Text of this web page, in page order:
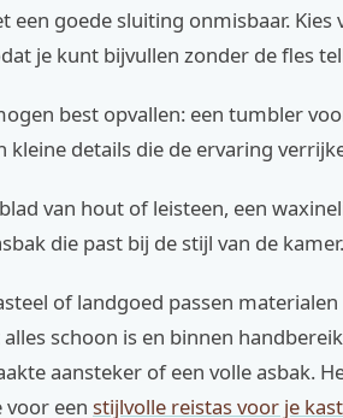
een goede sluiting onmisbaar.
je kunt bijvullen zonder de fles
best opvallen: een tumbler
kleine details die de ervaring
van hout of leisteen, een
die past bij de stijl van de
of landgoed passen
schoon is en binnen
aansteker of een volle asbak.
voor een stijlvolle reistas voor je